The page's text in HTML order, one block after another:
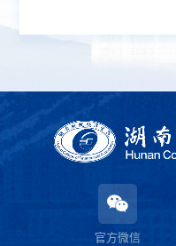
官方微信